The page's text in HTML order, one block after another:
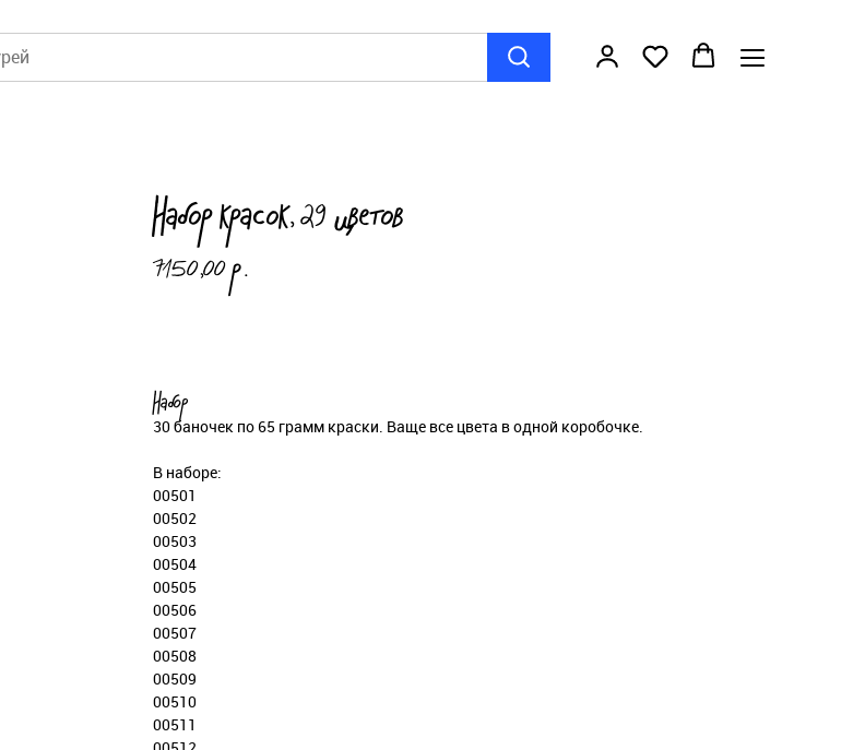
Набор красок, 29 цветов
7150,00 р.
Набор
30 баночек по 65 грамм краски. Ваще все цвета в одной коробочке.
В наборе:
00501
00502
00503
00504
00505
00506
00507
00508
00509
00510
00511